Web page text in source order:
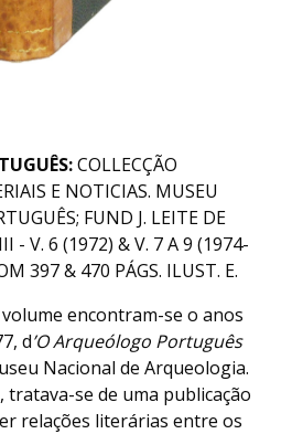
COLLECÇÃO
E NOTICIAS. MUSEU
FUND J. LEITE DE
- V. 6 (1972) & V. 7 A 9 (1974-
397 & 470 PÁGS. ILUST. E.
encontram-se o anos
d’O Arqueólogo Português
Nacional de Arqueologia.
tratava-se de uma publicação
relações literárias entre os